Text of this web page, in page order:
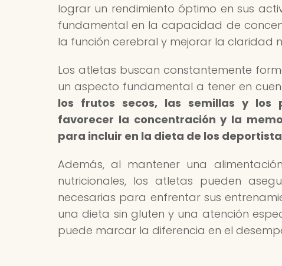
lograr un rendimiento óptimo en sus
fundamental en la capacidad de
la función cerebral y mejorar la claridad
Los atletas buscan constantemente
un aspecto fundamental a tener en
los frutos secos, las semillas y los
favorecer la concentración y la
para incluir en la dieta de los
Además, al mantener una
nutricionales, los atletas pueden
necesarias para enfrentar sus
una dieta sin gluten y una atención
puede marcar la diferencia en el